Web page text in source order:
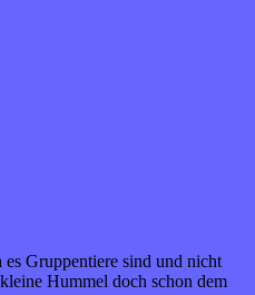
Gruppentiere sind und nicht
Hummel doch schon dem